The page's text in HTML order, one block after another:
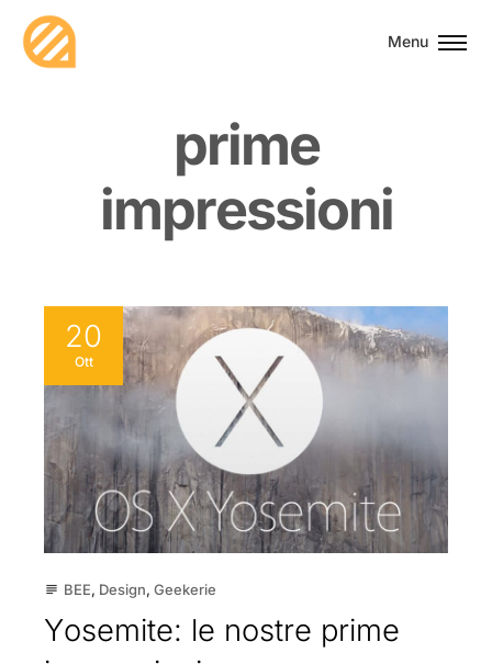
Menu
prime
impressioni
20
Ott
subject BEE, Design, Geekerie
Yosemite: le nostre prime